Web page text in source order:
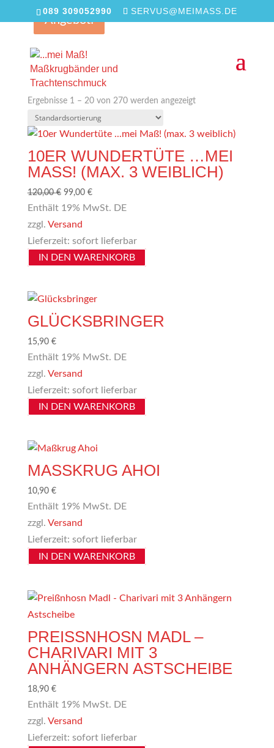
089 309052990 SERVUS@MEIMASS.DE
bandl“
MEI BANDL
Ergebnisse 1 – 20 von 270 werden angezeigt
Angebot!
10ER WUNDERTÜTE …MEI
MASS! (MAX. 3 WEIBLICH)
120,00€ Ursprünglicher
Preis
99,00 €Aktueller
Preis
Enthält 19% MwSt. DE
zzgl. Versand
Lieferzeit: sofort lieferbar
IN DEN WARENKORB
GLÜCKSBRINGER
15,90 €
Enthält 19% MwSt. DE
zzgl. Versand
Lieferzeit: sofort lieferbar
IN DEN WARENKORB
MASSKRUG AHOI
10,90 €
Enthält 19% MwSt. DE
zzgl. Versand
Lieferzeit: sofort lieferbar
IN DEN WARENKORB
PREISSNHOSN MADL – C
HARIVARI MIT 3 A
NHÄNGERN ASTSCHEIBE
18,90 €
Enthält 19% MwSt. DE
zzgl. Versand
Lieferzeit: sofort lieferbar
Angebot!